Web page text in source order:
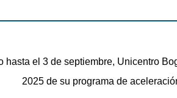
hasta el 3 de septiembre, Unicentro
2025 de su programa de